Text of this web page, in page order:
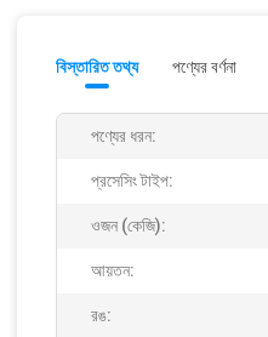
বিস্তারিত তথ্য পণ্যের বর্ণনা
পণ্যের ধরন:
প্রসেসিং টাইপ:
ওজন (কেজি):
আয়তন:
রঙ: